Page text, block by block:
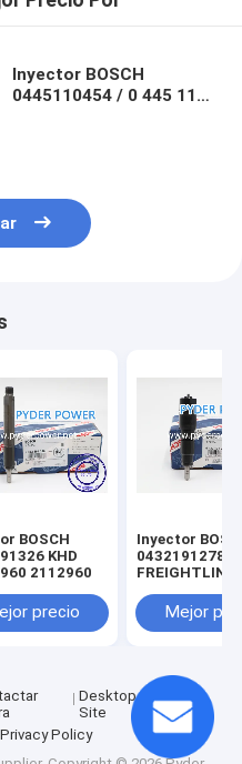
Inyector BOSCH
0445110454 / 0 445 110
BOSCH
KHD
2112960
precio
Inyector
0432191278
MINSK
MERCEDES-
A0050177721
0050177721
A0060172221
0060172221
Mejor
Desktop
Site
Privacy Policy